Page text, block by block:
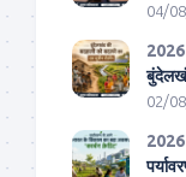
04/
2026
02/
2026